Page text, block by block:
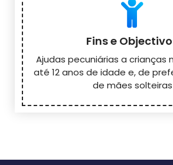
Fins e
Ajudas pecuniárias a crianças
até 12 anos de idade e, de
de mães solteiras